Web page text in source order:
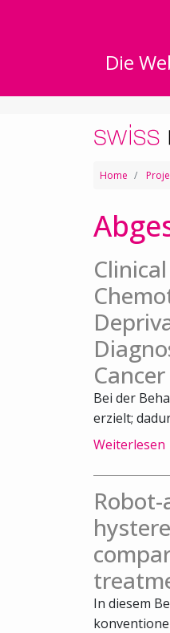
Die
Home
Bei der
erzielt;
Weiterlesen
In diesem